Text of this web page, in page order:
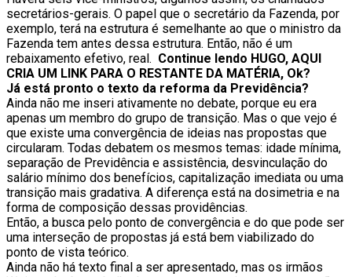
secretários-gerais. O papel que o secretário da Fazenda, por
exemplo, terá na estrutura é semelhante ao que o ministro da
Fazenda tem antes dessa estrutura. Então, não é um
rebaixamento efetivo, real. Continue lendo HUGO, AQUI
CRIA UM LINK PARA O RESTANTE DA MATÉRIA, Ok?
Já está pronto o texto da reforma da Previdência?
Ainda não me inseri ativamente no debate, porque eu era
apenas um membro do grupo de transição. Mas o que vejo é
que existe uma convergência de ideias nas propostas que
circularam. Todas debatem os mesmos temas: idade mínima,
separação de Previdência e assistência, desvinculação do
salário mínimo dos benefícios, capitalização imediata ou uma
transição mais gradativa. A diferença está na dosimetria e na
forma de composição dessas providências.
Então, a busca pelo ponto de convergência e do que pode ser
uma interseção de propostas já está bem viabilizado do
ponto de vista teórico.
Ainda não há texto final a ser apresentado, mas os irmãos